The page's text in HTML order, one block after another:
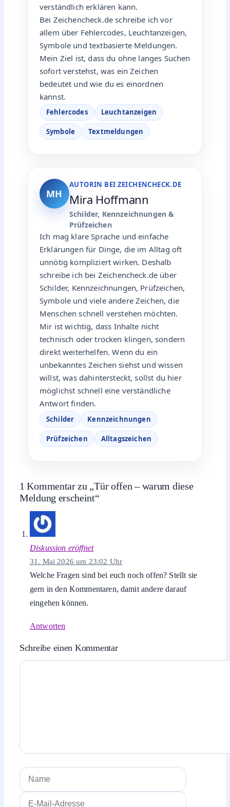
verständlich erklären kann.
Bei Zeichencheck.de schreibe ich vor
allem über Fehlercodes, Leuchtanzeigen,
Symbole und textbasierte Meldungen.
Mein Ziel ist, dass du ohne langes Suchen
sofort verstehst, was ein Zeichen
bedeutet und wie du es einordnen
kannst.
Fehlercodes Leuchtanzeigen
Symbole Textmeldungen
MH
AUTORIN BEI ZEICHENCHECK.DE
Mira Hoffmann
Schilder, Kennzeichnungen &
Prüfzeichen
Ich mag klare Sprache und einfache
Erklärungen für Dinge, die im Alltag oft
unnötig kompliziert wirken. Deshalb
schreibe ich bei Zeichencheck.de über
Schilder, Kennzeichnungen, Prüfzeichen,
Symbole und viele andere Zeichen, die
Menschen schnell verstehen möchten.
Mir ist wichtig, dass Inhalte nicht
technisch oder trocken klingen, sondern
direkt weiterhelfen. Wenn du ein
unbekanntes Zeichen siehst und wissen
willst, was dahintersteckt, sollst du hier
möglichst schnell eine verständliche
Antwort finden.
Schilder Kennzeichnungen
Prüfzeichen Alltagszeichen
1 Kommentar zu „Tür offen – warum diese
Meldung erscheint“
Diskussion eröffnet
31. Mai 2026 um 23:02 Uhr
Welche Fragen sind bei euch noch offen? Stellt sie
gern in den Kommentaren, damit andere darauf
eingehen können.
Antworten
Schreibe einen Kommentar
Kommentar
Name
E-
Mail-
Website